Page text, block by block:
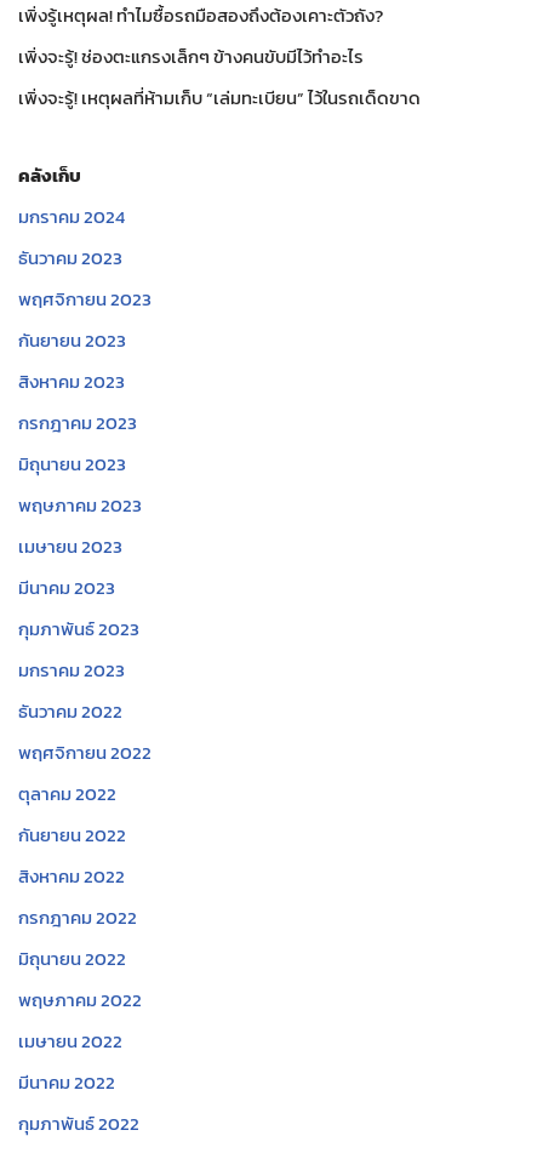
เพิ่งรู้เหตุผล! ทำไมซื้อรถมือสองถึงต้องเคาะตัวถัง?
เพิ่งจะรู้! ช่องตะแกรงเล็กๆ ข้างคนขับมีไว้ทำอะไร
เพิ่งจะรู้! เหตุผลที่ห้ามเก็บ “เล่มทะเบียน” ไว้ในรถเด็ดขาด
คลังเก็บ
มกราคม 2024
ธันวาคม 2023
พฤศจิกายน 2023
กันยายน 2023
สิงหาคม 2023
กรกฎาคม 2023
มิถุนายน 2023
พฤษภาคม 2023
เมษายน 2023
มีนาคม 2023
กุมภาพันธ์ 2023
มกราคม 2023
ธันวาคม 2022
พฤศจิกายน 2022
ตุลาคม 2022
กันยายน 2022
สิงหาคม 2022
กรกฎาคม 2022
มิถุนายน 2022
พฤษภาคม 2022
เมษายน 2022
มีนาคม 2022
กุมภาพันธ์ 2022